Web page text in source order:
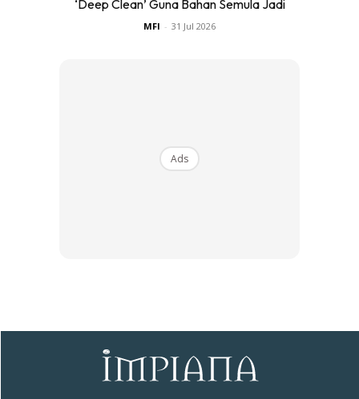
Okay… Itu je yang mampu .Setakat nak ubah penampilan
‘Deep Clean’ Guna Bahan Semula Jadi
MFI - 31 Jul 2026
Ads